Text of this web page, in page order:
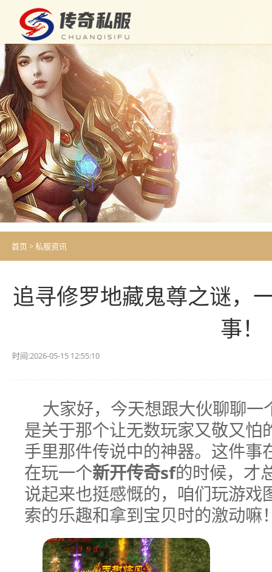
首页 >私服资讯
追寻修罗地藏鬼尊之谜，
事！
时间:2026-05-15 12:55:10
大家好，今天想跟大伙聊聊
是关于那个让无数玩家又敬又怕
手里那件传说中的神器。这件事
在玩一个新开传奇sf的时候，才
说起来也挺感慨的，咱们玩游戏
索的乐趣和拿到宝贝时的激动嘛